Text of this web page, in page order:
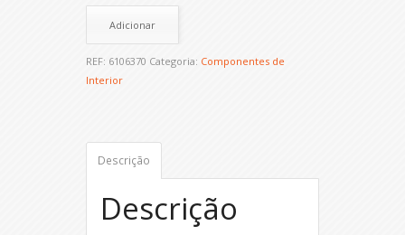
Adicionar
REF: 6106370 Categoria: Componentes de
Interior
Descrição
Descrição